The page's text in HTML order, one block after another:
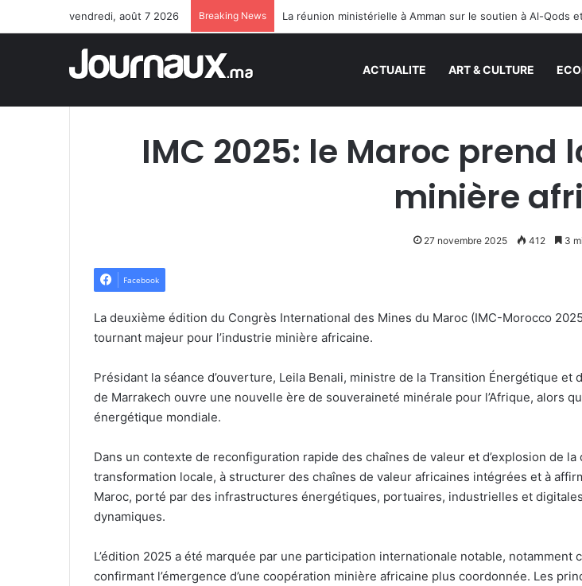
vendredi, août 7 2026 Breaking News
ACTUALITE ART & CULTURE
IMC 2025: le Maroc
minière
27 novembre 2025 412 3
Facebook
La deuxième édition du Congrès International des Mines du Maroc (IMC-Morocco
tournant majeur pour l’industrie minière africaine.
Présidant la séance d’ouverture, Leila Benali, ministre de la Transition Énergétique
de Marrakech ouvre une nouvelle ère de souveraineté minérale pour l’Afrique, alors
énergétique mondiale.
Dans un contexte de reconfiguration rapide des chaînes de valeur et d’explosion de
transformation locale, à structurer des chaînes de valeur africaines intégrées et à
Maroc, porté par des infrastructures énergétiques, portuaires, industrielles et
dynamiques.
L’édition 2025 a été marquée par une participation internationale notable, notamment
confirmant l’émergence d’une coopération minière africaine plus coordonnée. Les